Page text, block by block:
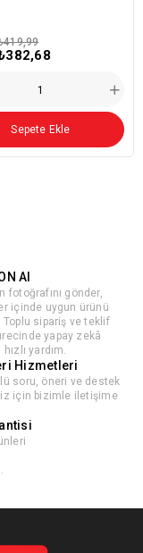
Sepete Ekle
AI
fotoğrafını gönder,
içinde uygun ürünü
Toplu sipariş ve teklif
yapay zekâ
yardım.
Hizmetleri
soru, öneri ve destek
için bizimle iletişime